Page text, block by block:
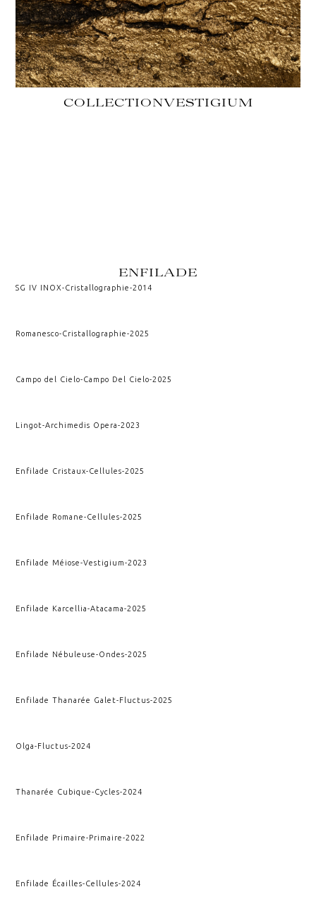
COLLECTIONVESTIGIUM
ENFILADE
SG IV INOX-Cristallographie-2014
Romanesco-Cristallographie-2025
Campo del Cielo-Campo Del Cielo-2025
Lingot-Archimedis Opera-2023
Enfilade Cristaux-Cellules-2025
Enfilade Romane-Cellules-2025
Enfilade Méiose-Vestigium-2023
Enfilade Karcellia-Atacama-2025
Enfilade Nébuleuse-Ondes-2025
Enfilade Thanarée Galet-Fluctus-2025
Olga-Fluctus-2024
Thanarée Cubique-Cycles-2024
Enfilade Primaire-Primaire-2022
Enfilade Écailles-Cellules-2024